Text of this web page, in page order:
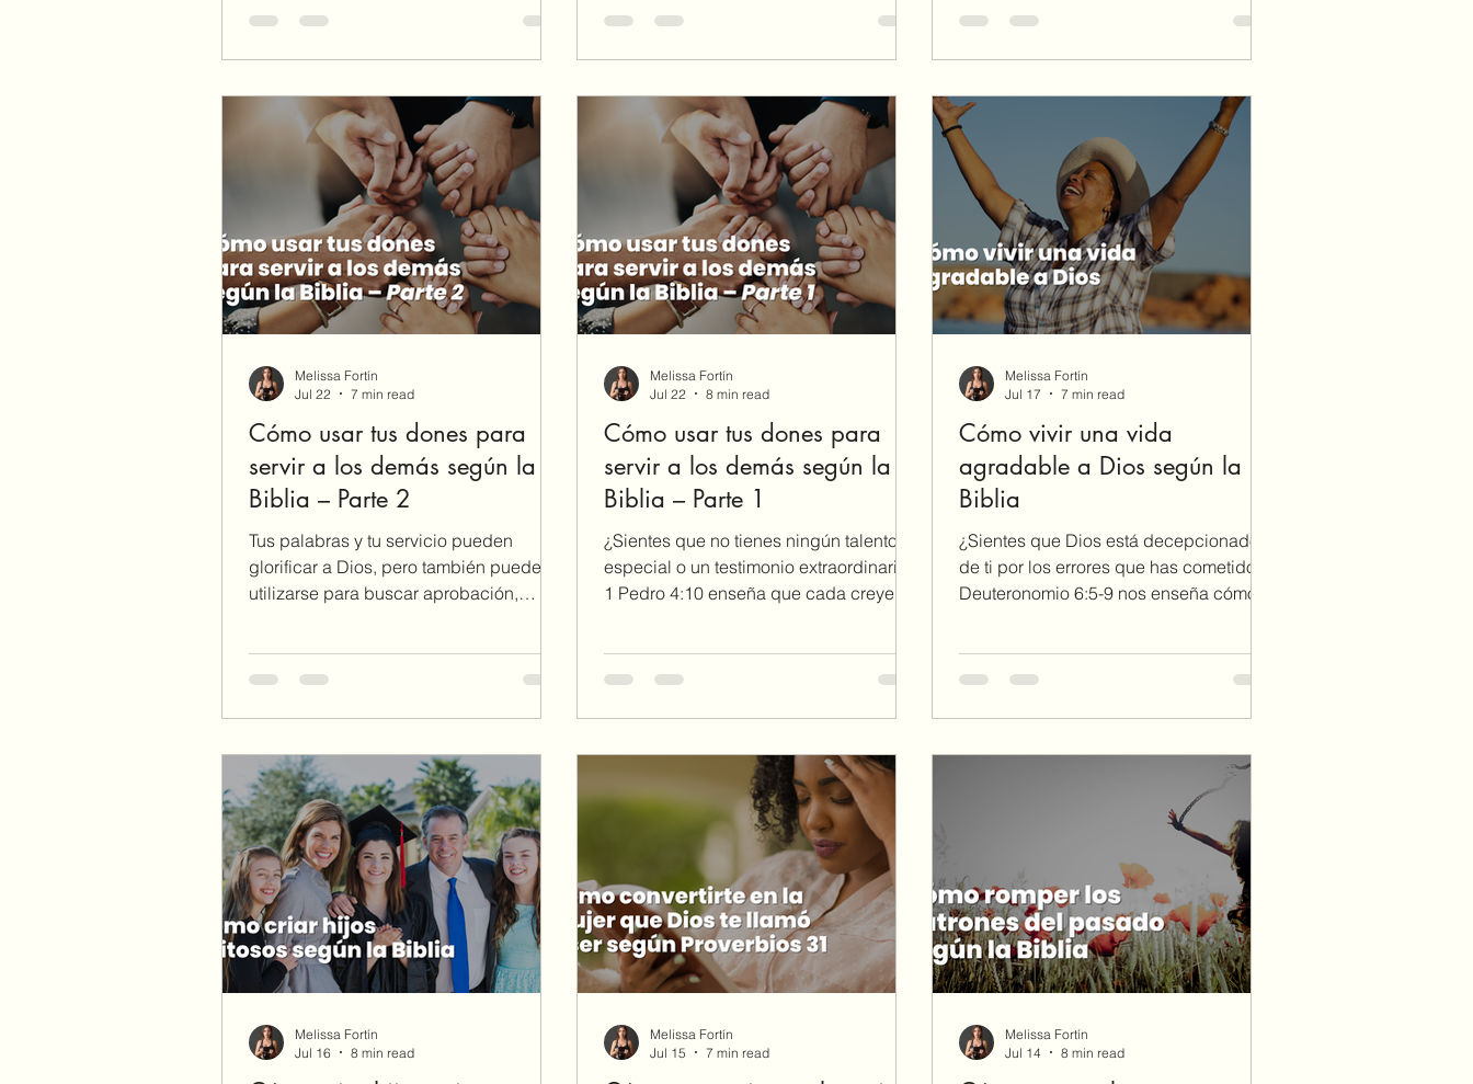
ocurrido, abandonar los deseos de
venganza y establecer límites sabios.
una vida con propósito permaneciendo
Cómo usar tus dones para
servir a los demás según la
Biblia – Parte 2
Tus palabras y tu servicio pueden
glorificar a Dios, pero también pueden
utilizarse para buscar aprobación,
aprenderemos cómo usar nuestros
conforme a la Palabra de Dios y
depender de la fortaleza que Él provee.
Melissa Fortín
Jul 22
7 min read
Cómo usar tus dones para
servir a los demás según la
Biblia – Parte 1
¿Sientes que no tienes ningún talento
especial o un testimonio extraordinario?
1 Pedro 4:10 enseña que cada creyente
usarlo para servir a los demás.
Melissa Fortín
Jul 22
8 min read
Cómo vivir una vida
agradable a Dios según la
Biblia
¿Sientes que Dios está decepcionado
de ti por los errores que has cometido?
Deuteronomio 6:5-9 nos enseña cómo
perfección. Descubre lo que significa
tus fuerzas.
Melissa Fortín
Jul 17
7 min read
Melissa Fortín
Jul 16
8 min read
Melissa Fortín
Jul 15
7 min read
Melissa Fortín
Jul 14
8 min read